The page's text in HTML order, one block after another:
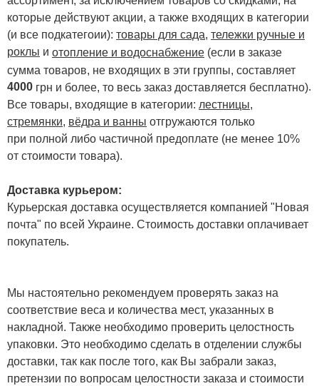
которые действуют акции, а также входящих в категории
(и все подкатегоии): товары для сада, тележки ручные и
роклы и отопление и водоснабжение (если в заказе
сумма товаров, не входящих в эти группы, составляет
4000 грн и более, то весь заказ доставляется бесплатно).
Все товары, входящие в категории: лестницы,
стремянки, вёдра и ванны отгружаются только
при полной либо частичной предоплате (не менее 10%
от стоимости товара).
Доставка курьером:
Курьерская доставка осуществляется компанией "Новая
почта" по всей Украине. Стоимость доставки оплачивает
покупатель.
Мы настоятельно рекомендуем проверять заказ на
соответствие веса и количества мест, указанных в
накладной. Также необходимо проверить целостность
упаковки. Это необходимо сделать в отделении службы
доставки, так как после того, как Вы забрали заказ,
претензии по вопросам целостности заказа и стоимости